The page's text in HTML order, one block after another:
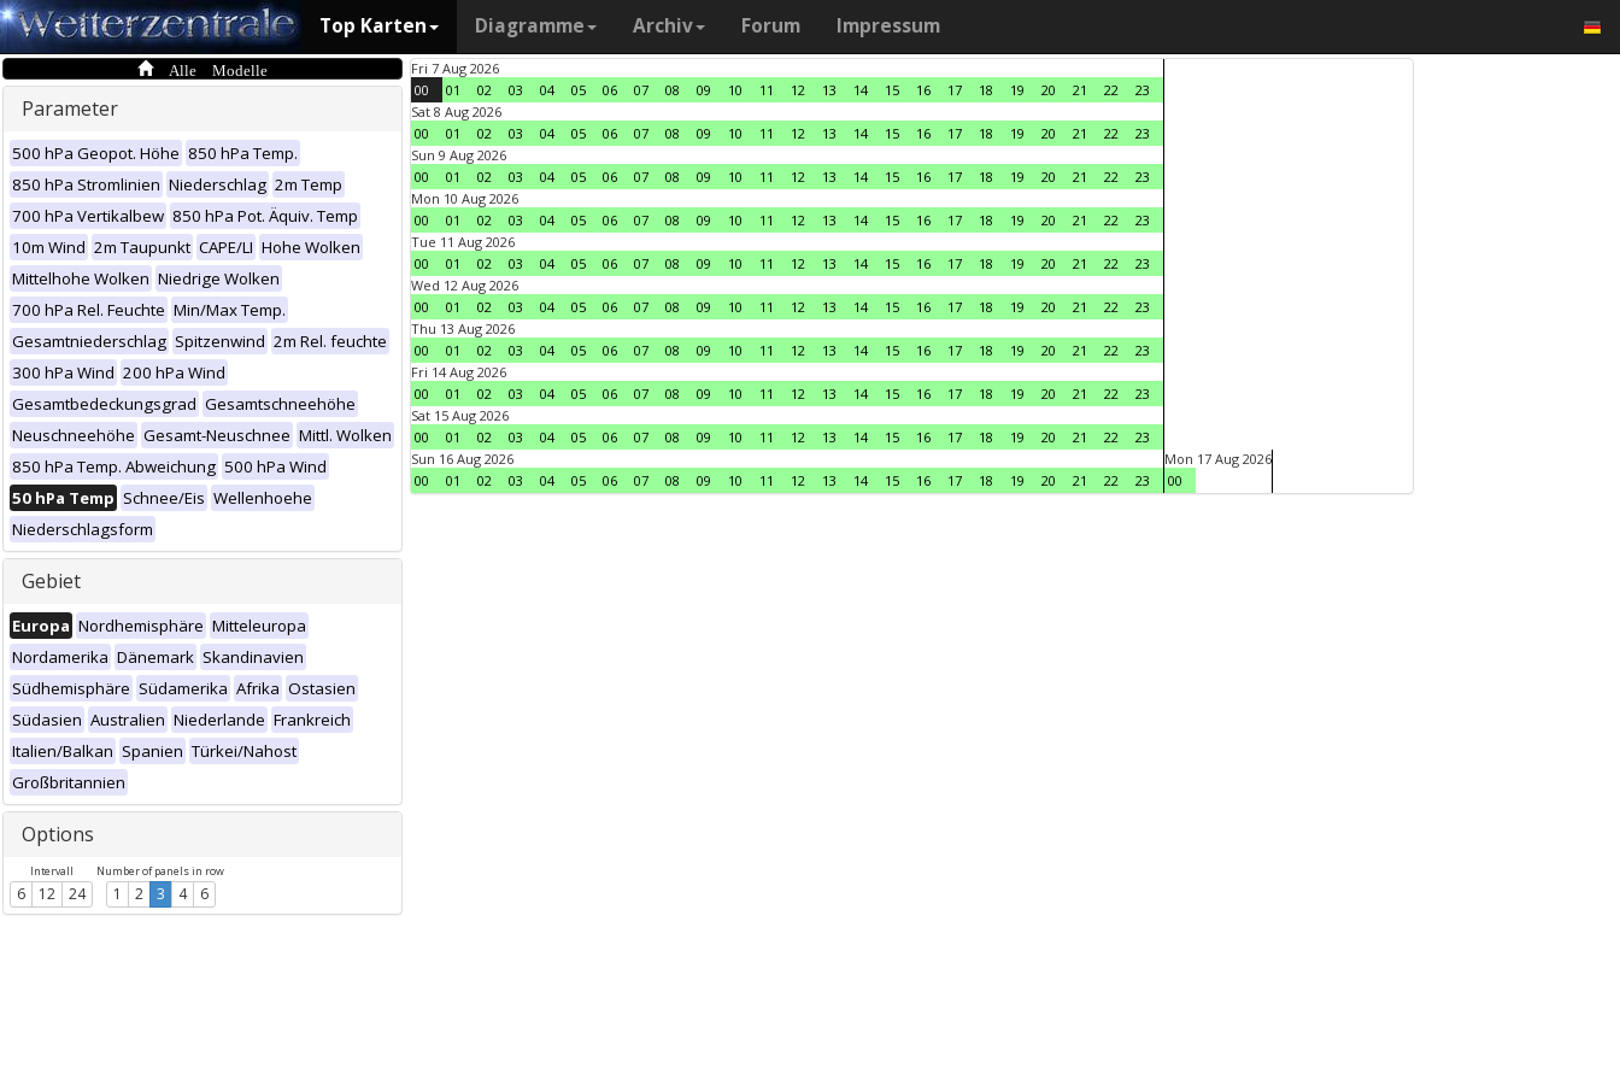
Top Karten Diagramme Archiv Forum Impressum
Alle Modelle
Parameter
500 hPa Geopot. Höhe 850 hPa Temp.
850 hPa Stromlinien Niederschlag 2m Temp
700 hPa Vertikalbew 850 hPa Pot. Äquiv. Temp
10m Wind 2m Taupunkt CAPE/LI Hohe Wolken
Mittelhohe Wolken Niedrige Wolken
700 hPa Rel. Feuchte Min/Max Temp.
Gesamtniederschlag Spitzenwind 2m Rel. feuchte
300 hPa Wind 200 hPa Wind
Gesamtbedeckungsgrad Gesamtschneehöhe
Neuschneehöhe Gesamt-Neuschnee Mittl. Wolken
850 hPa Temp. Abweichung 500 hPa Wind
50 hPa Temp Schnee/Eis Wellenhoehe
Niederschlagsform
Gebiet
Europa Nordhemisphäre Mitteleuropa
Nordamerika Dänemark Skandinavien
Südhemisphäre Südamerika Afrika Ostasien
Südasien Australien Niederlande Frankreich
Italien/Balkan Spanien Türkei/Nahost
Großbritannien
Options
Intervall
6 12 24
Number of panels in row
1 2 3 4 6
Fri 7 Aug 2026
00
01 02 03 04 05 06 07 08 09 10 11 12 13 14 15 16 17 18 19 20 21 22
23
Sat 8 Aug 2026
00
01 02 03 04 05 06 07 08 09 10 11 12 13 14 15 16 17 18 19 20 21 22
23
Sun 9 Aug 2026
00
01 02 03 04 05 06 07 08 09 10 11 12 13 14 15 16 17 18 19 20 21 22
23
Mon 10 Aug 2026
00
01 02 03 04 05 06 07 08 09 10 11 12 13 14 15 16 17 18 19 20 21 22
23
Tue 11 Aug 2026
00
01 02 03 04 05 06 07 08 09 10 11 12 13 14 15 16 17 18 19 20 21 22
23
Wed 12 Aug 2026
00
01 02 03 04 05 06 07 08 09 10 11 12 13 14 15 16 17 18 19 20 21 22
23
Thu 13 Aug 2026
00
01 02 03 04 05 06 07 08 09 10 11 12 13 14 15 16 17 18 19 20 21 22
23
Fri 14 Aug 2026
00
01 02 03 04 05 06 07 08 09 10 11 12 13 14 15 16 17 18 19 20 21 22
23
Sat 15 Aug 2026
00
01 02 03 04 05 06 07 08 09 10 11 12 13 14 15 16 17 18 19 20 21 22
23
Sun 16 Aug 2026
00
01 02 03 04 05 06 07 08 09 10 11 12 13 14 15 16 17 18 19 20 21 22 23
Mon 17 Aug 2026
00